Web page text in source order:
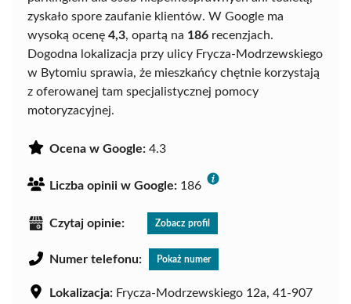
zyskało spore zaufanie klientów. W Google ma
wysoką ocenę 4,3, opartą na 186 recenzjach.
Dogodna lokalizacja przy ulicy Frycza-Modrzewskiego
w Bytomiu sprawia, że mieszkańcy chętnie korzystają
z oferowanej tam specjalistycznej pomocy
motoryzacyjnej.
Ocena w Google: 4.3
Liczba opinii w Google: 186
Czytaj opinie: Zobacz profil
Numer telefonu: Pokaż numer
Lokalizacja: Frycza-Modrzewskiego 12a, 41-907